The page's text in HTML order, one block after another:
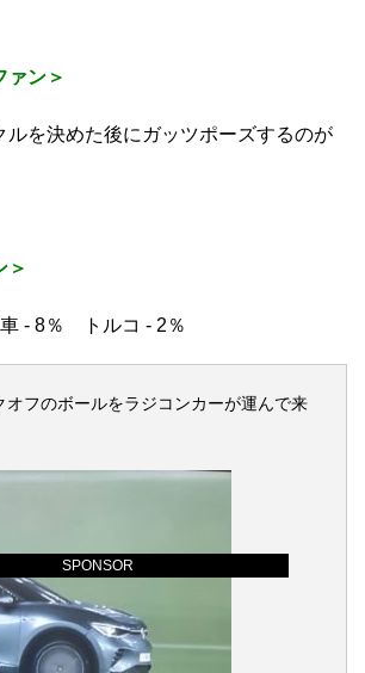
SPONSOR
ァン＞
ルを決めた後にガッツポーズするのが
＞
- 8％ トルコ - 2％
フのボールをラジコンカーが運んで来